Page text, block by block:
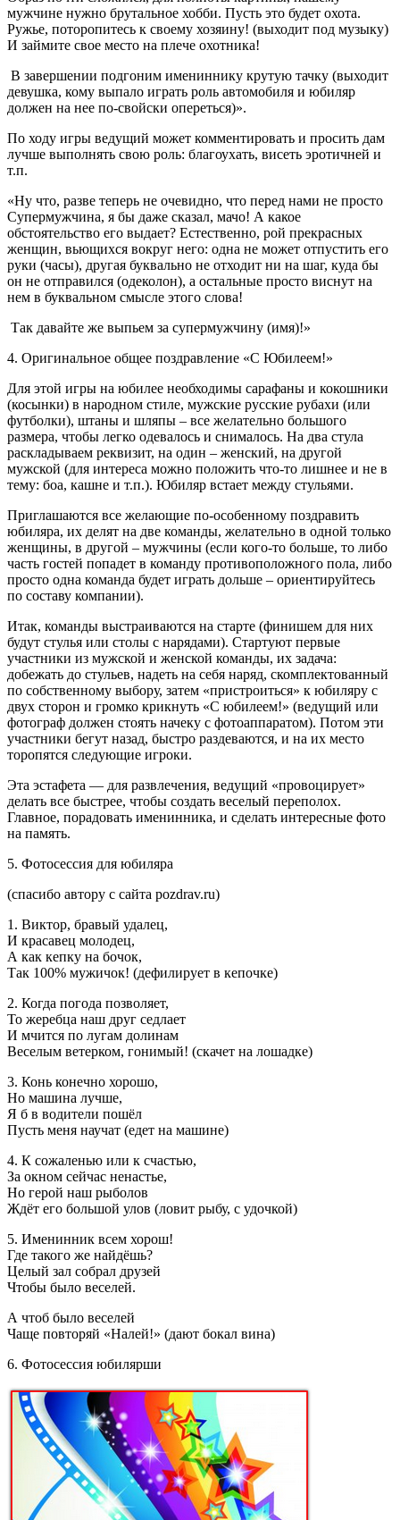
мужчине нужно брутальное хобби. Пусть это будет охота.
Ружье, поторопитесь к своему хозяину! (выходит под музыку)
И займите свое место на плече охотника!
В завершении подгоним имениннику крутую тачку (выходит
девушка, кому выпало играть роль автомобиля и юбиляр
должен на нее по-свойски опереться)».
По ходу игры ведущий может комментировать и просить дам
лучше выполнять свою роль: благоухать, висеть эротичней и
т.п.
«Ну что, разве теперь не очевидно, что перед нами не просто
Супермужчина, я бы даже сказал, мачо! А какое
обстоятельство его выдает? Естественно, рой прекрасных
женщин, вьющихся вокруг него: одна не может отпустить его
руки (часы), другая буквально не отходит ни на шаг, куда бы
он не отправился (одеколон), а остальные просто виснут на
нем в буквальном смысле этого слова!
Так давайте же выпьем за супермужчину (имя)!»
4. Оригинальное общее поздравление «С Юбилеем!»
Для этой игры на юбилее необходимы сарафаны и кокошники
(косынки) в народном стиле, мужские русские рубахи (или
футболки), штаны и шляпы – все желательно большого
размера, чтобы легко одевалось и снималось. На два стула
раскладываем реквизит, на один – женский, на другой
мужской (для интереса можно положить что-то лишнее и не в
тему: боа, кашне и т.п.). Юбиляр встает между стульями.
Приглашаются все желающие по-особенному поздравить
юбиляра, их делят на две команды, желательно в одной только
женщины, в другой – мужчины (если кого-то больше, то либо
часть гостей попадет в команду противоположного пола, либо
просто одна команда будет играть дольше – ориентируйтесь
по составу компании).
Итак, команды выстраиваются на старте (финишем для них
будут стулья или столы с нарядами). Стартуют первые
участники из мужской и женской команды, их задача:
добежать до стульев, надеть на себя наряд, скомплектованный
по собственному выбору, затем «пристроиться» к юбиляру с
двух сторон и громко крикнуть «С юбилеем!» (ведущий или
фотограф должен стоять начеку с фотоаппаратом). Потом эти
участники бегут назад, быстро раздеваются, и на их место
торопятся следующие игроки.
Эта эстафета — для развлечения, ведущий «провоцирует»
делать все быстрее, чтобы создать веселый переполох.
Главное, порадовать именинника, и сделать интересные фото
на память.
5. Фотосессия для юбиляра
(спасибо автору с сайта pozdrav.ru)
1. Виктор, бравый удалец,
И красавец молодец,
А как кепку на бочок,
Так 100% мужичок! (дефилирует в кепочке)
2. Когда погода позволяет,
То жеребца наш друг седлает
И мчится по лугам долинам
Веселым ветерком, гонимый! (скачет на лошадке)
3. Конь конечно хорошо,
Но машина лучше,
Я б в водители пошёл
Пусть меня научат (едет на машине)
4. К сожаленью или к счастью,
За окном сейчас ненастье,
Но герой наш рыболов
Ждёт его большой улов (ловит рыбу, с удочкой)
5. Именинник всем хорош!
Где такого же найдёшь?
Целый зал собрал друзей
Чтобы было веселей.
А чтоб было веселей
Чаще повторяй «Налей!» (дают бокал вина)
6. Фотосессия юбилярши